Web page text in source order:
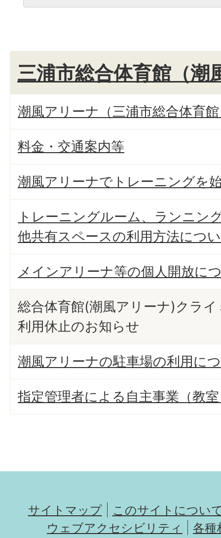
三浦市総合体育館（潮
潮風アリーナ（三浦市総合体育
料金・交通案内等
潮風アリーナでトレーニングを
トレーニングルーム、ランニン
他共有スペースの利用方法につ
メインアリーナ等の個人開放に
総合体育館(潮風アリーナ)クラ
利用休止のお知らせ
潮風アリーナの駐車場の利用に
指定管理者による自主事業（教
サイトマップ
このサイトについ
ウェブアクセシビリティ
各種